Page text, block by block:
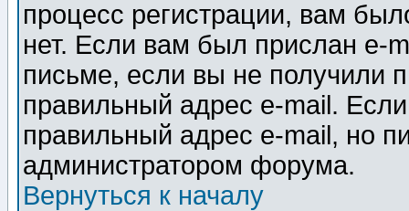
процесс регистрации, вам
нет. Если вам был прислан e-
письме, если вы не получили
правильный адрес e-mail.
правильный адрес e-mail, но
администратором форума.
Вернуться к началу